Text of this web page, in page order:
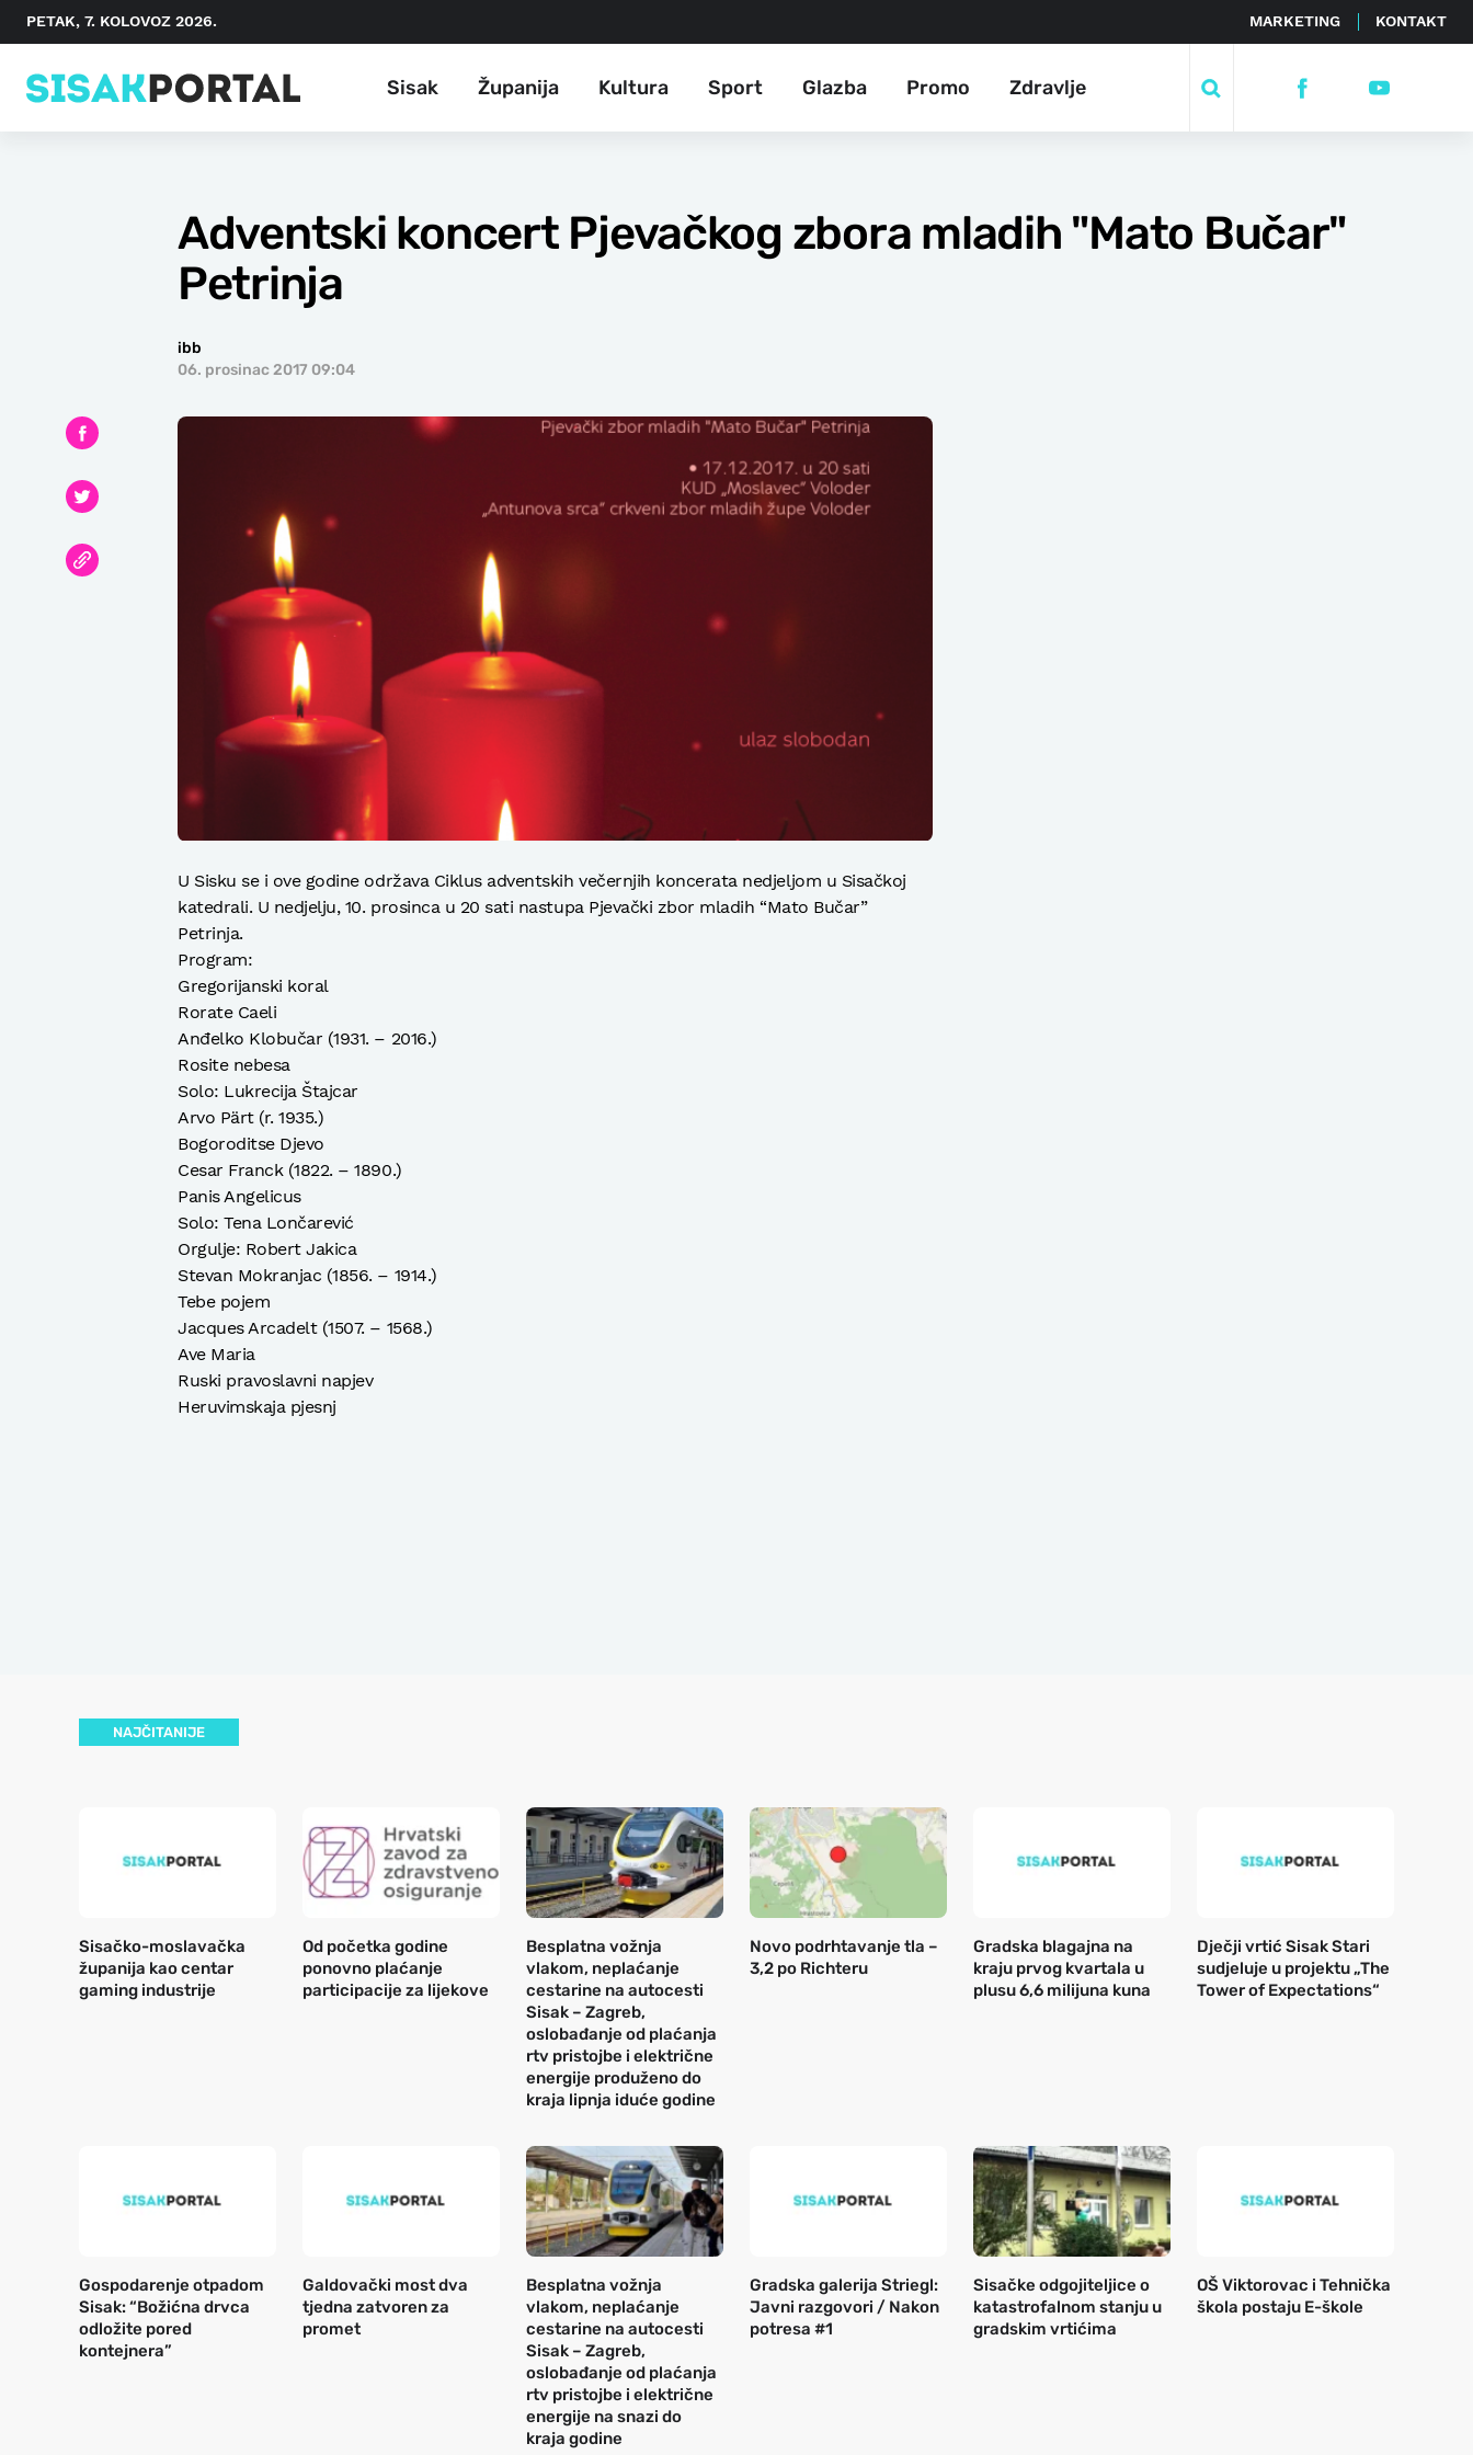
PETAK, 7. KOLOVOZ 2026. MARKETING KONTAKT
Sisak Županija Kultura Sport Glazba Promo Zdravlje
Adventski koncert Pjevačkog zbora mladih "Mato Bučar"
Petrinja
ibb
06. prosinac 2017 09:04
U Sisku se i ove godine održava Ciklus adventskih večernjih koncerata nedjeljom u Sisačkoj
katedrali. U nedjelju, 10. prosinca u 20 sati nastupa Pjevački zbor mladih “Mato Bučar”
Petrinja.
Program:
Gregorijanski koral
Rorate Caeli
Anđelko Klobučar (1931. – 2016.)
Rosite nebesa
Solo: Lukrecija Štajcar
Arvo Pärt (r. 1935.)
Bogoroditse Djevo
Cesar Franck (1822. – 1890.)
Panis Angelicus
Solo: Tena Lončarević
Orgulje: Robert Jakica
Stevan Mokranjac (1856. – 1914.)
Tebe pojem
Jacques Arcadelt (1507. – 1568.)
Ave Maria
Ruski pravoslavni napjev
Heruvimskaja pjesnj
NAJČITANIJE
Sisačko-moslavačka
županija kao centar
gaming industrije
Od početka godine
ponovno plaćanje
participacije za lijekove
Besplatna vožnja
vlakom, neplaćanje
cestarine na autocesti
Sisak – Zagreb,
oslobađanje od plaćanja
rtv pristojbe i električne
energije produženo do
kraja lipnja iduće godine
Novo podrhtavanje tla –
3,2 po Richteru
Gradska blagajna na
kraju prvog kvartala u
plusu 6,6 milijuna kuna
Dječji vrtić Sisak Stari
sudjeluje u projektu „The
Tower of Expectations“
Gospodarenje otpadom
Sisak: “Božićna drvca
odložite pored
kontejnera”
Galdovački most dva
tjedna zatvoren za
promet
Besplatna vožnja
vlakom, neplaćanje
cestarine na autocesti
Sisak – Zagreb,
oslobađanje od plaćanja
rtv pristojbe i električne
energije na snazi do
kraja godine
Gradska galerija Striegl:
Javni razgovori / Nakon
potresa #1
Sisačke odgojiteljice o
katastrofalnom stanju u
gradskim vrtićima
OŠ Viktorovac i Tehnička
škola postaju E-škole